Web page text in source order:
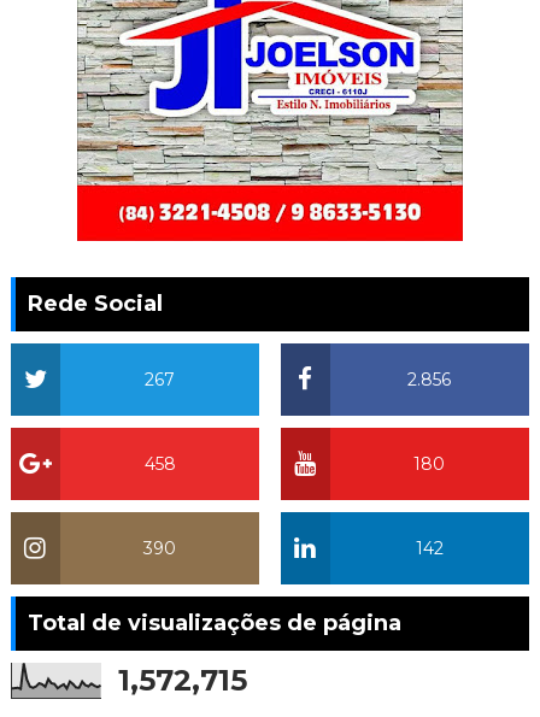
Rede Social
2.856
267
180
458
142
390
Total de visualizações de página
1,572,715